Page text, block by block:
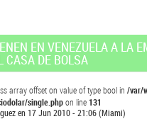
EN VENEZUELA A LA
CASA DE BOLSA
array offset on value of type bool in /var/
single.phpon line131
en17 Jun 2010 - 21:06(Miami)